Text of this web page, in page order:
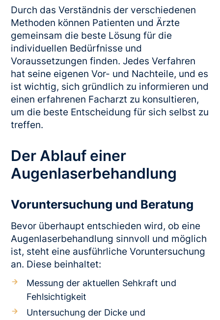
Durch das Verständnis der verschiedenen
Methoden können Patienten und Ärzte
gemeinsam die beste Lösung für die
individuellen Bedürfnisse und
Voraussetzungen finden. Jedes Verfahren
hat seine eigenen Vor- und Nachteile, und es
ist wichtig, sich gründlich zu informieren und
einen erfahrenen Facharzt zu konsultieren,
um die beste Entscheidung für sich selbst zu
treffen.
Der Ablauf einer
Augenlaserbehandlung
Voruntersuchung und Beratung
Bevor überhaupt entschieden wird, ob eine
Augenlaserbehandlung sinnvoll und möglich
ist, steht eine ausführliche Voruntersuchung
an. Diese beinhaltet:
Messung der aktuellen Sehkraft und
Fehlsichtigkeit
Untersuchung der Dicke und